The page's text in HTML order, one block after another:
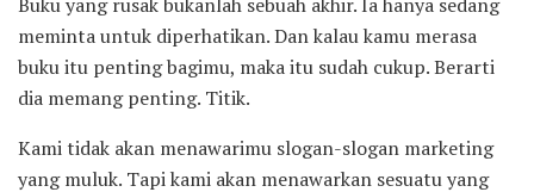
Buku yang rusak bukanlah sebuah akhir. Ia hanya sedang
meminta untuk diperhatikan. Dan kalau kamu merasa
buku itu penting bagimu, maka itu sudah cukup. Berarti
dia memang penting. Titik.
Kami tidak akan menawarimu slogan-slogan marketing
yang muluk. Tapi kami akan menawarkan sesuatu yang